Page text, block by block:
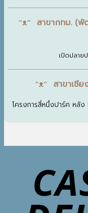
ᵔᴥᵔ สาขากทม. (
เปิดปลาย
ᵔᴥᵔ สาขาเชี
โครงการสี่หนึ่งปาร์ค หลั